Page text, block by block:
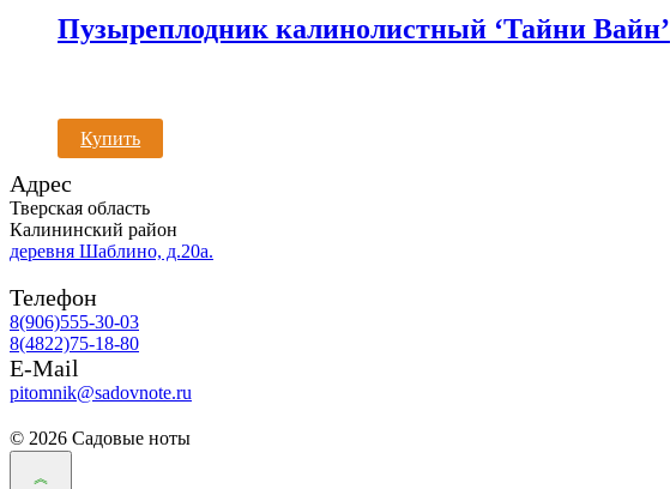
Пузыреплодник калинолистный ‘Тайни Вайн’
Купить
Адрес
Тверская область
Калининский район
деревня Шаблино, д.20а.
Телефон
8(906)555-30-03
8(4822)75-18-80
E-Mail
pitomnik@sadovnote.ru
© 2026 Садовые ноты